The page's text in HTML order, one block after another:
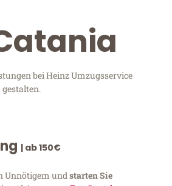
bei Heinz Umzugsservice
| ab 150€
Unnötigem undstarten Sie